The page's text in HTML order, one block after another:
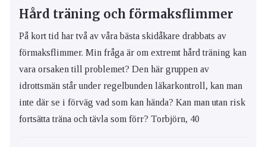
Hård träning och förmaksflimmer
På kort tid har två av våra bästa skidåkare drabbats av
förmaksflimmer. Min fråga är om extremt hård träning kan
vara orsaken till problemet? Den här gruppen av
idrottsmän står under regelbunden läkarkontroll, kan man
inte där se i förväg vad som kan hända? Kan man utan risk
fortsätta träna och tävla som förr? Torbjörn, 40